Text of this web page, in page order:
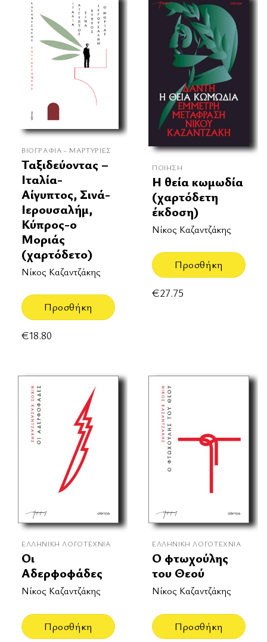
ΒΙΟΓΡΑΦΊΑ - ΜΑΡΤΥΡΊΕΣ
Ταξιδεύοντας –
Ιταλία-
Αίγυπτος, Σινά-
Ιερουσαλήμ,
Κύπρος-ο
Μοριάς
(χαρτόδετο)
Νίκος Καζαντζάκης
Προσθήκη
€18.80
ΠΟΊΗΣΗ
Η θεία κωμωδία
(χαρτόδετη
έκδοση)
Νίκος Καζαντζάκης
Προσθήκη
€27.75
ΕΛΛΗΝΙΚΉ ΛΟΓΟΤΕΧΝΊΑ
Οι
Αδερφοφάδες
Νίκος Καζαντζάκης
Προσθήκη
ΕΛΛΗΝΙΚΉ ΛΟΓΟΤΕΧΝΊΑ
Ο φτωχούλης
του Θεού
Νίκος Καζαντζάκης
Προσθήκη